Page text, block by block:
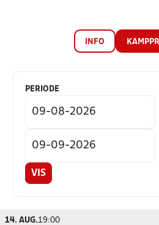
INFO
PERIODE
VIS
14. AUG.19:00